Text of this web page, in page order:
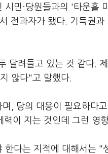
시민·당원들과의 '타운홀
전과자가 됐다. 기득권
달려들고 있는 것 같다.
않다"고 말했다.
, 당의 대응이 필요하다
이 지는 것인데 그런 영
한다는 지적에 대해서는